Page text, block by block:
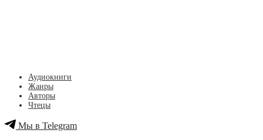
Аудиокниги
Жанры
Авторы
Чтецы
Мы в Telegram